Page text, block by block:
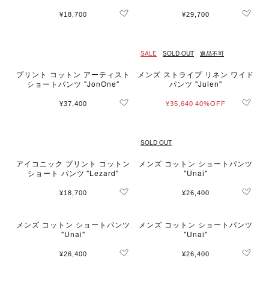
¥18,700 ¥29,700
プリント コットン アーティスト
ショートパンツ "JonOne"
¥37,400
SALE SOLD OUT 返品不可
メンズ ストライプ リネン ワイド
パンツ "Julen"
¥35,640 40%OFF
アイコニック プリント コットン
ショート パンツ "Lezard"
¥18,700
SOLD OUT
メンズ コットン ショートパンツ
"Unai"
¥26,400
メンズ コットン ショートパンツ
"Unai"
¥26,400
メンズ コットン ショートパンツ
"Unai"
¥26,400